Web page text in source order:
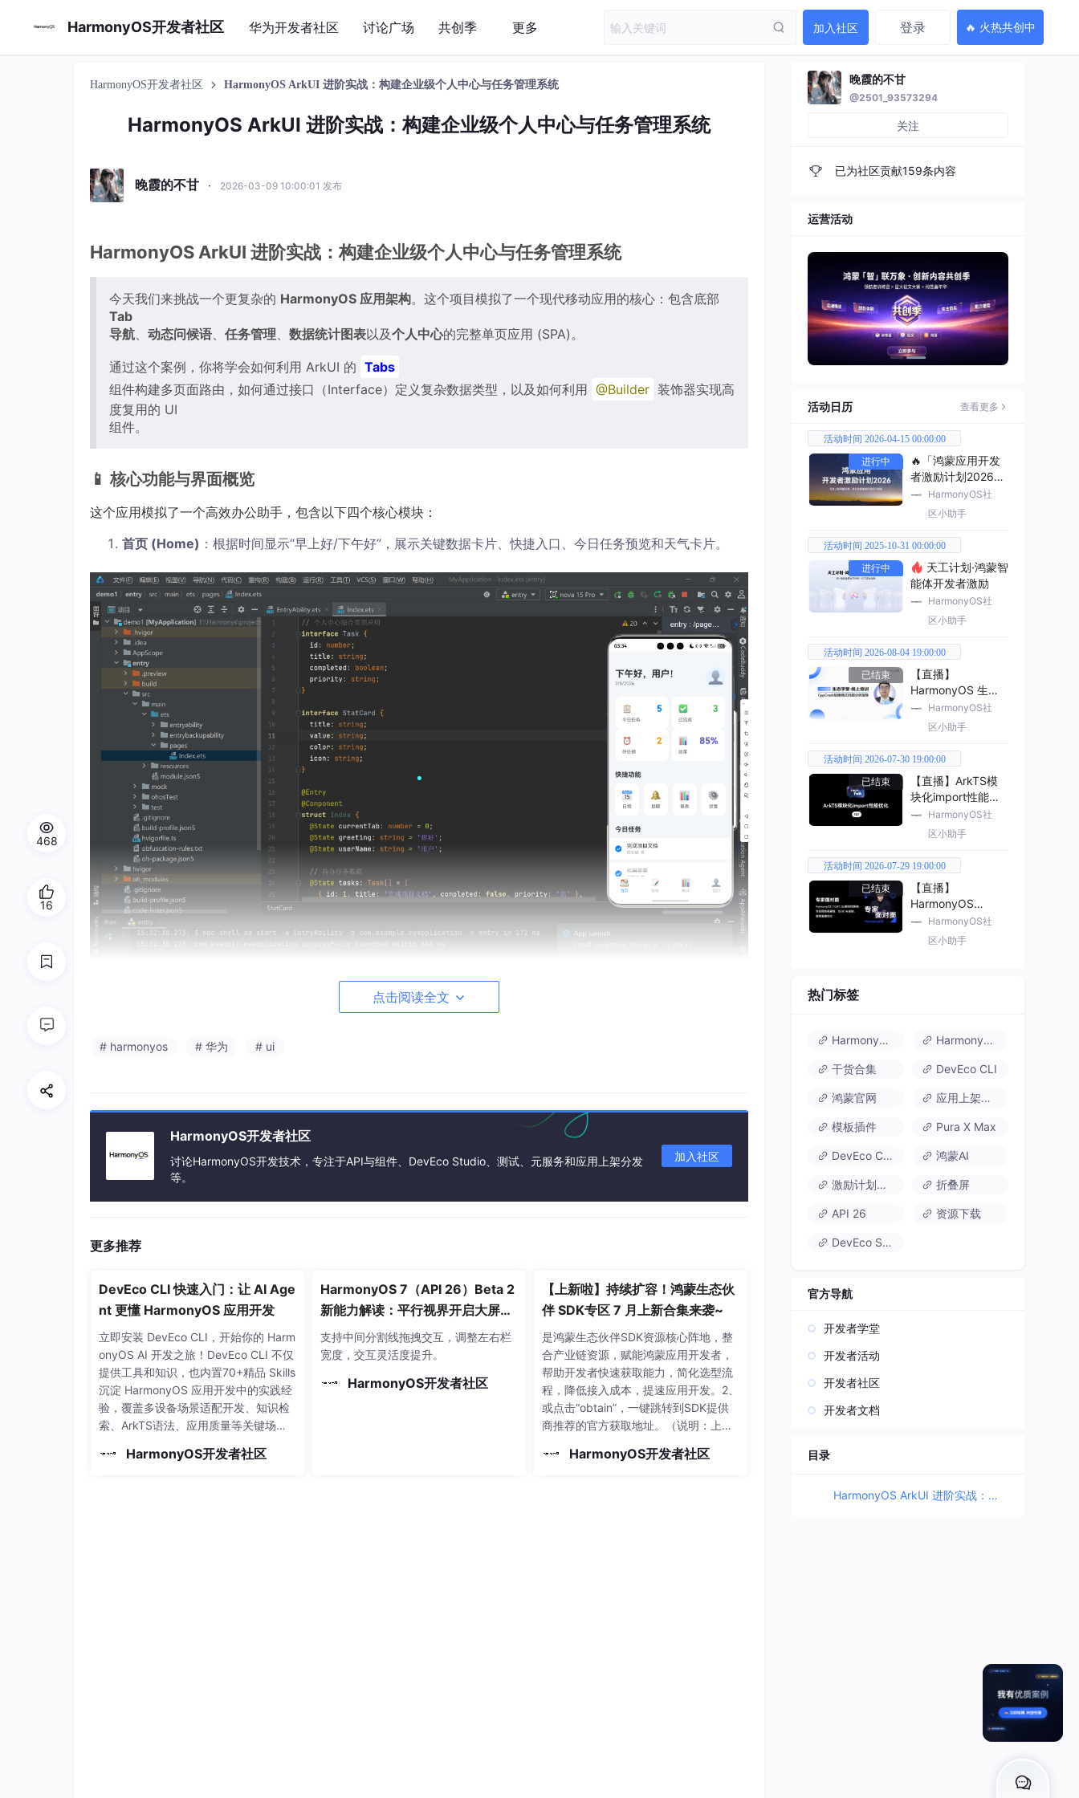
HarmonyOS开发者社区 华为开发者社区 讨论广场 共创季 更多 加入社区 登录 🔥 火热共创中
HarmonyOS开发者社区 HarmonyOS ArkUI 进阶实战：构建企业级个人中心与任务管理系统
HarmonyOS ArkUI 进阶实战：构建企业级个人中心与任务管理系统
晚霞的不甘 · 2026-03-09 10:00:01 发布
HarmonyOS ArkUI 进阶实战：构建企业级个人中心与任务管理系统
今天我们来挑战一个更复杂的 HarmonyOS 应用架构。这个项目模拟了一个现代移动应用的核心：包含底部
Tab
导航、 动态问候语、 任务管理、 数据统计图表以及个人中心的完整单页应用 (SPA)。
通过这个案例，你将学会如何利用 ArkUI 的 Tabs
组件构建多页面路由，如何通过接口（Interface）定义复杂数据类型，以及如何利用 @Builder 装饰器实现高
度复用的 UI
组件。
📱 核心功能与界面概览
这个应用模拟了一个高效办公助手，包含以下四个核心模块：
首页 (Home) ：根据时间显示“早上好/下午好”，展示关键数据卡片、快捷入口、今日任务预览和天气卡片。
：一个完整的 CRUD（增删改查）界面，支持添加任务、设置优先级（高/中/低）、切换完成状
统计 (Stats)：展示数据概览、进度条和简单的柱状图趋势。
点击阅读全文
# harmonyos # 华为 # ui
HarmonyOS开发者社区
讨论HarmonyOS开发技术，专注于API与组件、DevEco Studio、测试、元服务和应用上架分发
等。
加入社区
更多推荐
DevEco CLI 快速入门：让 AI Age
nt 更懂 HarmonyOS 应用开发
立即安装 DevEco CLI，开始你的 Harm
onyOS AI 开发之旅！DevEco CLI 不仅
提供工具和知识，也内置70+精品 Skills
沉淀 HarmonyOS 应用开发中的实践经
验，覆盖多设备场景适配开发、知识检
索、ArkTS语法、应用质量等关键场
量。构建后安装并启动应用，支持 --mo
HarmonyOS开发者社区
HarmonyOS 7（API 26）Beta 2
新能力解读：平行视界开启大屏多
任务新体验
支持中间分割线拖拽交互，调整左右栏
宽度，交互灵活度提升。
HarmonyOS开发者社区
【上新啦】持续扩容！鸿蒙生态伙
伴 SDK专区 7 月上新合集来袭~
是鸿蒙生态伙伴SDK资源核心阵地，整
合产业链资源，赋能鸿蒙应用开发者，
帮助开发者快速获取能力，简化选型流
程，降低接入成本，提速应用开发。2、
或点击“obtain”，一键跳转到SDK提供
商推荐的官方获取地址。（说明：上述
于自身需要进行选择）从“可用”到“好
HarmonyOS开发者社区
468
16
晚霞的不甘
@2501_93573294
关注
已为社区贡献159条内容
运营活动
活动日历 查看更多
活动时间 2026-04-15 00:00:00
进行中
🔥「鸿蒙应用开发
者激励计划2026」
已开启HarmonyOS社
区小助手
活动时间 2025-10-31 00:00:00
进行中
能体开发者激励
HarmonyOS社
区小助手
活动时间 2026-08-04 19:00:00
已结束
【直播】
HarmonyOS 生态
学堂·线上培训
HarmonyOS社
区小助手
活动时间 2026-07-30 19:00:00
已结束
【直播】ArkTS模
块化import性能优
化 HarmonyOS社
区小助手
活动时间 2026-07-29 19:00:00
已结束
【直播】
HarmonyOS
7（API 26） 新特
性解读
HarmonyOS社
区小助手
热门标签
HarmonyOS 6 HarmonyOS 7.0
干货合集 DevEco CLI
鸿蒙官网 应用上架速通
模板插件 Pura X Max
DevEco Code 鸿蒙AI
激励计划达标指南 折叠屏
API 26 资源下载
DevEco Studio
官方导航
开发者学堂
开发者活动
开发者社区
开发者文档
目录
HarmonyOS ArkUI 进阶实战：构建企业级个人中心与任务管理系统